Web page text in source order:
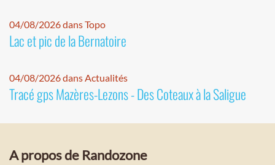
04/08/2026 dans Topo
Lac et pic de la Bernatoire
04/08/2026 dans Actualités
Tracé gps Mazères-Lezons - Des Coteaux à la Saligue
A propos de Randozone